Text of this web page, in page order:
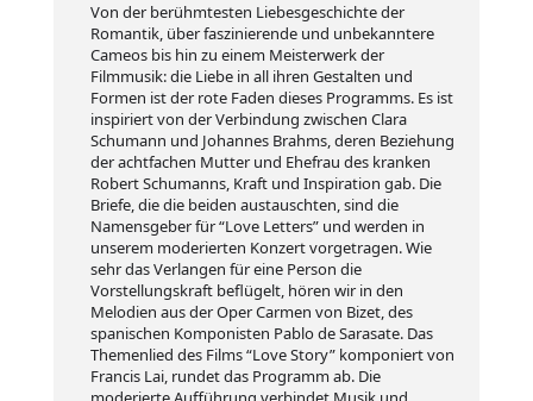
Von der berühmtesten Liebesgeschichte der
Romantik, über faszinierende und unbekanntere
Cameos bis hin zu einem Meisterwerk der
Filmmusik: die Liebe in all ihren Gestalten und
Formen ist der rote Faden dieses Programms. Es ist
inspiriert von der Verbindung zwischen Clara
Schumann und Johannes Brahms, deren Beziehung
der achtfachen Mutter und Ehefrau des kranken
Robert Schumanns, Kraft und Inspiration gab. Die
Briefe, die die beiden austauschten, sind die
Namensgeber für “Love Letters” und werden in
unserem moderierten Konzert vorgetragen. Wie
sehr das Verlangen für eine Person die
Vorstellungskraft beflügelt, hören wir in den
Melodien aus der Oper Carmen von Bizet, des
spanischen Komponisten Pablo de Sarasate. Das
Themenlied des Films “Love Story” komponiert von
Francis Lai, rundet das Programm ab. Die